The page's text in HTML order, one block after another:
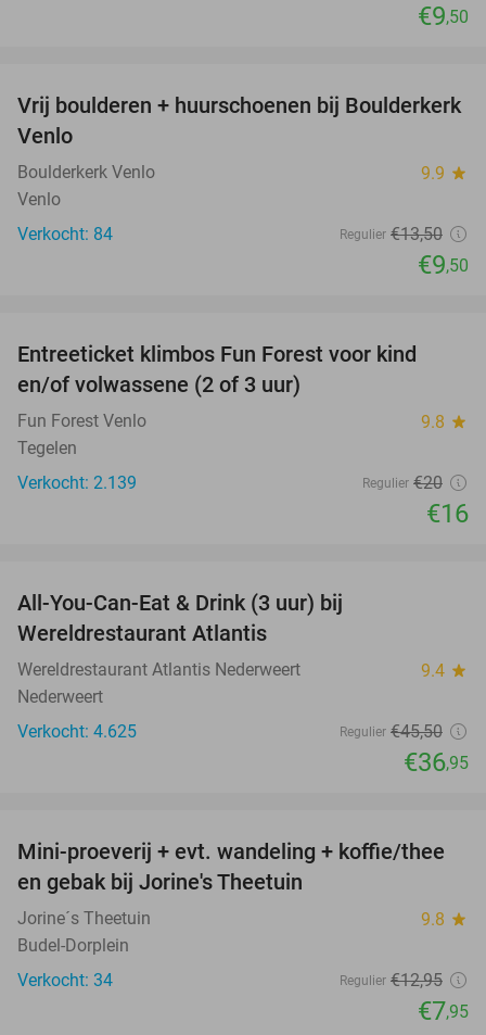
€9,50
30%
TODAY
Vrij boulderen + huurschoenen bij Boulderkerk
Venlo
Boulderkerk Venlo 9.9 star
Venlo
Verkocht: 84
Regulier €13,50
€9,50
Entreeticket klimbos Fun Forest voor kind
en/of volwassene (2 of 3 uur)
Fun Forest Venlo 9.8 star
Tegelen
Verkocht: 2.139
Regulier €20
€16
All-You-Can-Eat & Drink (3 uur) bij
Wereldrestaurant Atlantis
Wereldrestaurant Atlantis Nederweert 9.4 star
Nederweert
Verkocht: 4.625
Regulier €45,50
€36,95
39%
Mini-proeverij + evt. wandeling + koffie/thee
en gebak bij Jorine's Theetuin
Jorine´s Theetuin 9.8 star
Budel-Dorplein
Verkocht: 34
Regulier €12,95
€7,95